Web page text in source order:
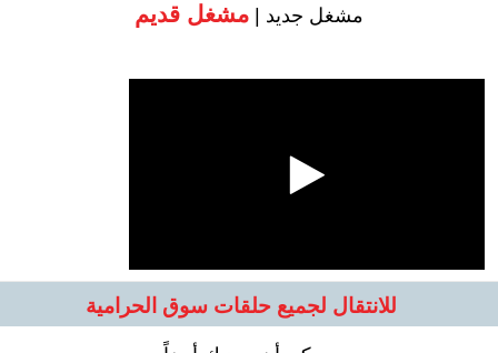
مشغل جديد | مشغل قديم
للانتقال لجميع حلقات سوق الحرامية